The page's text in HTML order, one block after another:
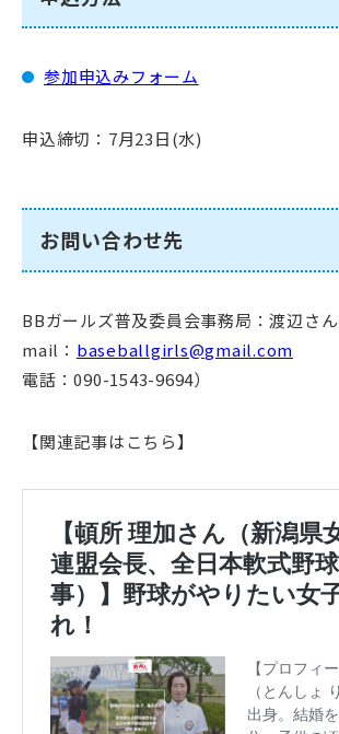
参加申込みフォーム
申込締切：7月23日(水)
お問い合わせ先
BBガールズ普及委員会事務局：渡辺さん
mail： baseballgirls@gmail.com
電話：090-1543-9694）
【関連記事はこちら】